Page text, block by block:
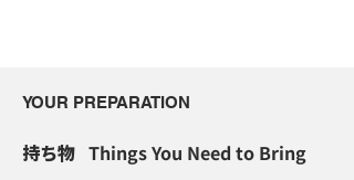
YOUR PREPARATION
持ち物 Things You Need to Bring